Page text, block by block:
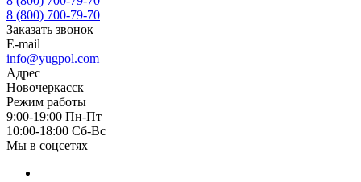
8 (800) 700-79-70
Заказать звонок
E-mail
info@yugpol.com
Адрес
Новочеркаcск
Режим работы
9:00-19:00 Пн-Пт
10:00-18:00 Cб-Вс
Мы в соцсетях